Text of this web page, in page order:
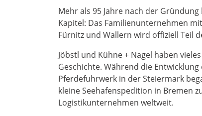
Mehr als 95 Jahre nach der
Kapitel: Das Familienunternehmen
Fürnitz und Wallern wird offiziell Teil
Jöbstl und Kühne + Nagel haben
Geschichte. Während die
Pferdefuhrwerk in der Steiermark
kleine Seehafenspedition in Bremen
Logistikunternehmen weltweit.